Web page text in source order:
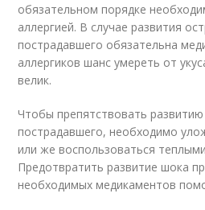
обязательном порядке
аллергией. В случае развития
пострадавшего обязательна
аллергиков шанс умереть от
велик.
Чтобы препятствовать
пострадавшего, необходимо
или же воспользоваться
Предотвратить развитие шока
необходимых медикаментов